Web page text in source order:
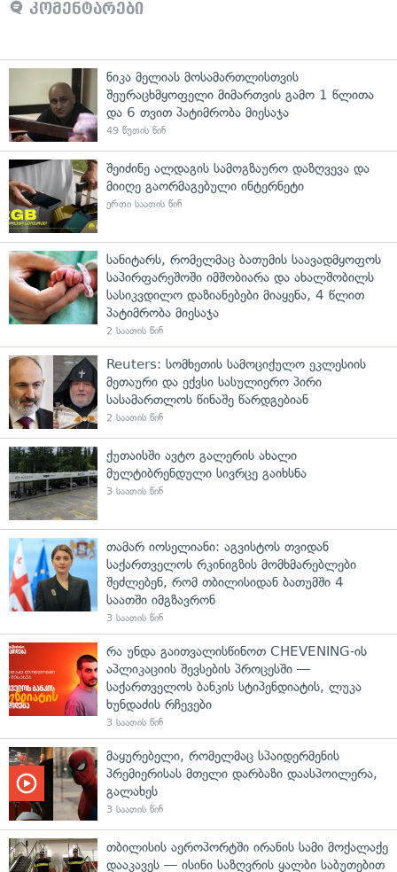
კომენტარები
ნიკა მელიას მოსამართლისთვის
შეურაცხმყოფელი მიმართვის გამო 1 წლითა
და 6 თვით პატიმრობა მიესაჯა
49 წუთის წინ
შეიძინე ალდაგის სამოგზაურო დაზღვევა და
მიიღე გაორმაგებული ინტერნეტი
ერთი საათის წინ
სანიტარს, რომელმაც ბათუმის საავადმყოფოს
საპირფარეშოში იმშობიარა და ახალშობილს
სასიკვდილო დაზიანებები მიაყენა, 4 წლით
პატიმრობა მიესაჯა
2 საათის წინ
Reuters: სომხეთის სამოციქულო ეკლესიის
მეთაური და ექვსი სასულიერო პირი
სასამართლოს წინაშე წარდგებიან
2 საათის წინ
ქუთაისში ავტო გალერის ახალი
მულტიბრენდული სივრცე გაიხსნა
3 საათის წინ
თამარ იოსელიანი: აგვისტოს თვიდან
საქართველოს რკინიგზის მომხმარებლები
შეძლებენ, რომ თბილისიდან ბათუმში 4
საათში იმგზავრონ
3 საათის წინ
რა უნდა გაითვალისწინოთ CHEVENING-ის
აპლიკაციის შევსების პროცესში —
საქართველოს ბანკის სტიპენდიატის, ლუკა
ხუნდაძის რჩევები
3 საათის წინ
მაყურებელი, რომელმაც სპაიდერმენის
პრემიერისას მთელი დარბაზი დაასპოილერა,
გალახეს
3 საათის წინ
თბილისის აეროპორტში ირანის სამი მოქალაქე
დააკავეს — ისინი საზღვრის ყალბი საბუთებით